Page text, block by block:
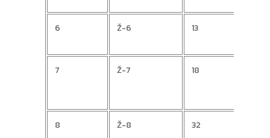
6 Ž-6 13
7 Ž-7 18
8 Ž-8 32